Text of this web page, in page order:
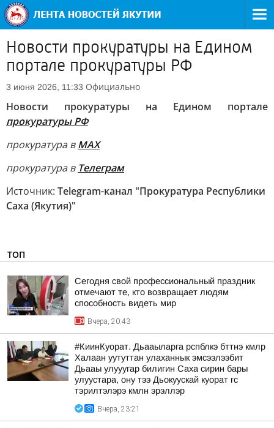
Новости прокуратуры на Едином
портале прокуратуры РФ
3 июня 2026, 11:33 Официально
Новости прокуратуры
на Едином портале
прокуратуры РФ
прокуратура вМАХ
прокуратура в Телеграм
Источник: Telegram-канал "Прокуратура Республики
Саха (Якутия)"
ТОП
Сегодня свой профессиональный праздник
отмечают те, кто возвращает людям
способность видеть мир
Вчера, 20:43
#КиинКуорат. Дьааыларга рспблкэ бттнэ кмлр
Халаан уутуттан улаханнык эмсээлээбит
Дьааы улууугар билигин Саха сирин бары
улуустара, ону тээ Дьокуускай куорат гс
тэрилтэлэрэ кмлн эрэллэр
Вчера, 23:21